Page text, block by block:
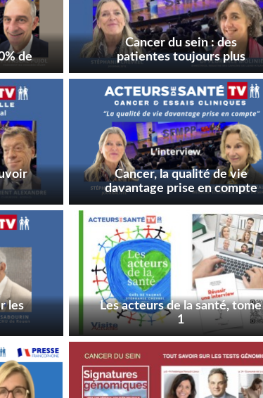
de
Cancer du sein : des
patientes toujours plus
jeunes
Cancer, la qualité de vie
davantage prise en compte
les
Les acteurs de la santé, tome
1